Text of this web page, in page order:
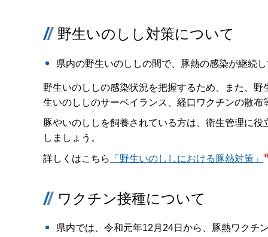
野生いのしし対策について
県内の野生いのししの間で、豚熱の感染が継続
野生いのししの感染状況を把握するため、また、
生いのししのサーベイランス、経口ワクチンの散布
豚やいのししを飼養されている方は、衛生管理に
しましょう。
詳しくはこちら 「野生いのししにおける豚熱対策」
ワクチン接種について
県内では、令和元年12月24日から、豚熱ワクチ